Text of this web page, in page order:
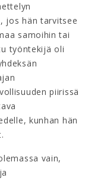
jos hän tarvitsee
samoihin tai
työntekijä oli
piirissä
kunhan hän
vain,